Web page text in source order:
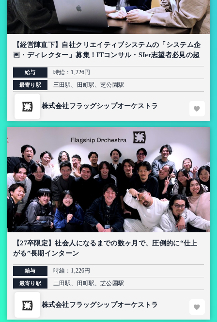
【経営陣直下】自社クリエイティブシステムの「システム企
画・ディレクター」募集！ITコンサル・SIer志望者必見の超
上流インターン【AI導入プロジェクト】
給与 時給：1,226円
最寄り駅 三田駅、田町駅、芝公園駅
株式会社フラッグシップオーケストラ
【27卒限定】社会人になるまでの数ヶ月で、圧倒的に“仕上
がる”長期インターン
給与 時給：1,226円
最寄り駅 三田駅、田町駅、芝公園駅
株式会社フラッグシップオーケストラ